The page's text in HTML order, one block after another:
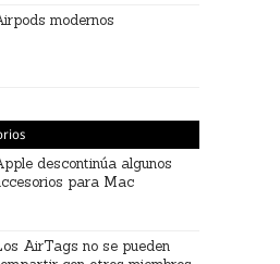
modernos
descontinúa algunos
para Mac
AirTags no se pueden